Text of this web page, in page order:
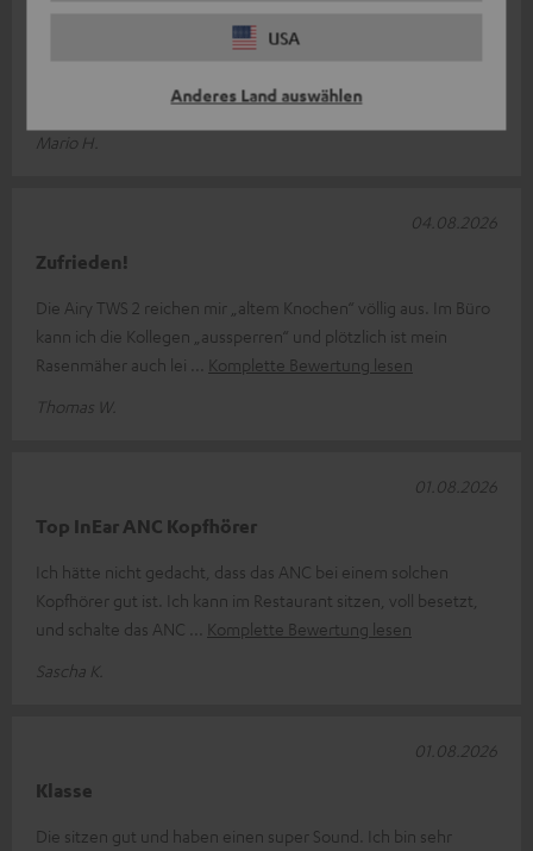
USA
Anderes Land auswählen
Super Produkt und erstklassig der Klang. Die App dazu
zu tragen und in der Ha
Komplette Bewertung lesen
Mario H.
Zufrieden!
Die Airy TWS 2 reichen mir „altem Knochen“ völlig aus. Im Büro
kann ich die Kollegen „aussperren“ und plötzlich ist mein
Rasenmäher auch lei
Komplette Bewertung lesen
Thomas W.
04.08.2026
Top InEar ANC Kopfhörer
Ich hätte nicht gedacht, dass das ANC bei einem solchen
Kopfhörer gut ist. Ich kann im Restaurant sitzen, voll besetzt,
und schalte das ANC
Komplette Bewertung lesen
Sascha K.
01.08.2026
Klasse
Die sitzen gut und haben einen super Sound. Ich bin sehr
01.08.2026